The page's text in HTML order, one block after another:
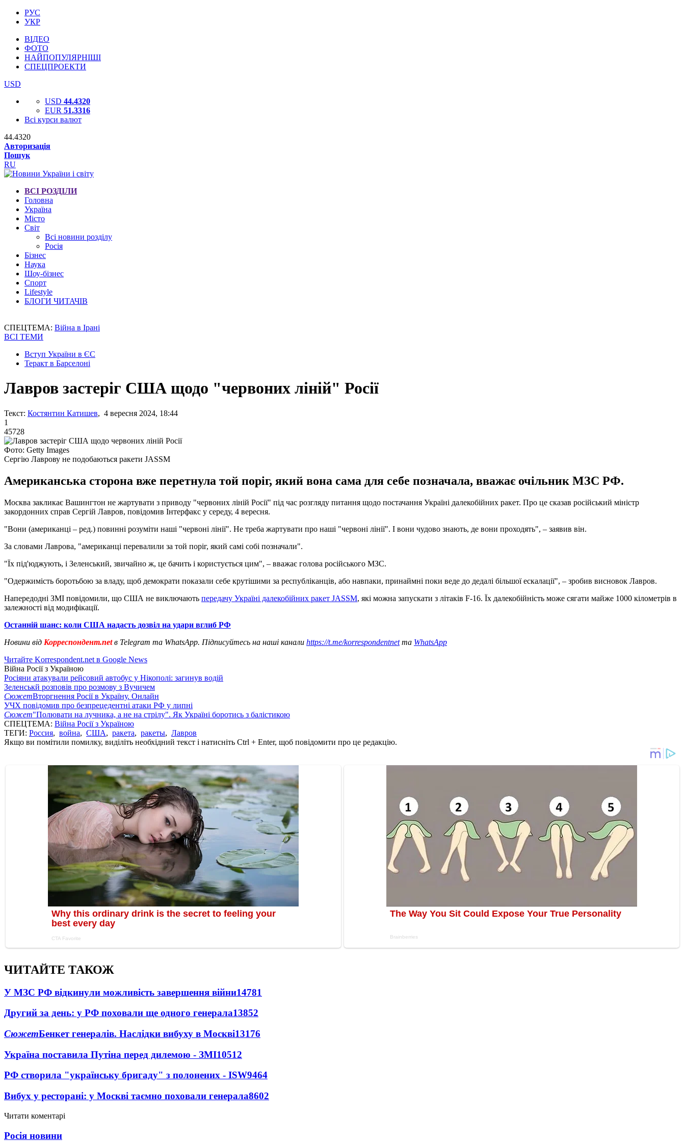
РУС
УКР
ВІДЕО
ФОТО
НАЙПОПУЛЯРНІШІ
СПЕЦПРОЕКТИ
USD
USD 44.4320
EUR 51.3316
Всі курси валют
44.4320
Авторизація
Пошук
RU
ВСІ РОЗДІЛИ
Головна
Україна
Місто
Світ
Всі новини розділу
Росія
Бізнес
Наука
Шоу-бізнес
Спорт
Lifestyle
БЛОГИ ЧИТАЧІВ
СПЕЦТЕМА: Війна в Ірані
ВСІ ТЕМИ
Вступ України в ЄС
Теракт в Барселоні
Лавров застеріг США щодо "червоних ліній" Росії
Текст: Костянтин Катишев, 4 вересня 2024, 18:44
1
45728
Фото: Getty Images
Сергію Лаврову не подобаються ракети JASSM
Американська сторона вже перетнула той поріг, який вона сама для себе позначала, вважає очільник МЗС РФ.
Москва закликає Вашингтон не жартувати з приводу "червоних ліній Росії" під час розгляду питання щодо постачання Україні далекобійних ракет. Про це сказав російський міністр
закордонних справ Сергій Лавров, повідомив Інтерфакс у середу, 4 вересня.
"Вони (американці – ред.) повинні розуміти наші "червоні лінії". Не треба жартувати про наші "червоні лінії". І вони чудово знають, де вони проходять", – заявив він.
За словами Лаврова, "американці перевалили за той поріг, який самі собі позначали".
"Їх під'юджують, і Зеленський, звичайно ж, це бачить і користується цим", – вважає голова російського МЗС.
"Одержимість боротьбою за владу, щоб демократи показали себе крутішими за республіканців, або навпаки, принаймні поки веде до дедалі більшої ескалації", – зробив висновок Лавров.
Напередодні ЗМІ повідомили, що США не виключають передачу Україні далекобійних ракет JASSM, які можна запускати з літаків F-16. Їх далекобійність може сягати майже 1000 кілометрів в
залежності від модифікації.
Останній шанс: коли США надасть дозвіл на удари вглиб РФ
Новини від Корреспондент.netв Telegram та WhatsApp. Підписуйтесь на наші канали https://t.me/korrespondentnetта WhatsApp
Читайте Korrespondent.net в Google News
Війна Росії з Україною
Росіяни атакували рейсовий автобус у Нікополі: загинув водій
Зеленськй розповів про розмову з Вучичем
СюжетВторгнення Росії в Україну. Онлайн
УЧХ повідомив про безпрецедентні атаки РФ у липні
Сюжет"Полювати на лучника, а не на стрілу". Як Україні боротись з балістикою
СПЕЦТЕМА: Війна Росії з Україною
ТЕГИ: Россия, война, США, ракета, ракеты, Лавров
Якщо ви помітили помилку, виділіть необхідний текст і натисніть Ctrl + Enter, щоб повідомити про це редакцію.
ЧИТАЙТЕ ТАКОЖ
У МЗС РФ відкинули можливість завершення війни14781
Другий за день: у РФ поховали ще одного генерала13852
СюжетБенкет генералів. Наслідки вибуху в Москві13176
Україна поставила Путіна перед дилемою - ЗМІ10512
РФ створила "українську бригаду" з полонених - ISW9464
Вибух у ресторані: у Москві таємно поховали генерала8602
Читати коментарі
Росія новини